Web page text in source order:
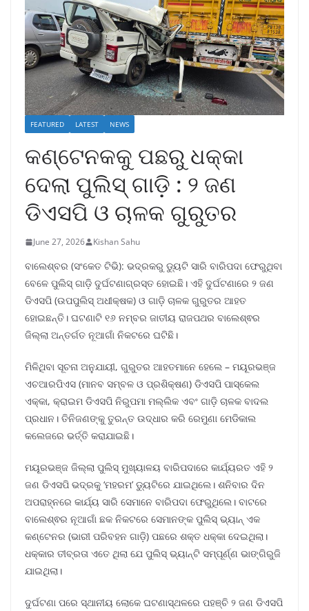
FEATURED LATEST NEWS
କଣ୍ଟେନକକୁ ପଛରୁ ଧକ୍କା
ଦେଲା ପୁଲିସ୍ ଗାଡ଼ି : ୨ ଜଣ
ଡିଏସପି ଓ ଚାଳକ ଗୁରୁତର
June 27, 2026 Kishan Sahu
ବାଲେଶ୍ବର (ସଂକେତ ଟିଭି): ଭଦ୍ରକରୁ ଡ୍ୟୁଟି ସାରି ବାରିପଦା ଫେରୁଥିବା
ବେଳେ ପୁଲିସ୍ ଗାଡ଼ି ଦୁର୍ଘଟଣାଗ୍ରସ୍ତ ହୋଇଛି। ଏହି ଦୁର୍ଘଟଣାରେ ୨ ଜଣ
ଡିଏସପି (ଉପପୁଲିସ୍ ଅଧୀକ୍ଷକ) ଓ ଗାଡ଼ି ଚାଳକ ଗୁରୁତର ଆହତ
ହୋଇଛନ୍ତି। ଘଟଣାଟି ୧୬ ନମ୍ବର ଜାତୀୟ ରାଜପଥର ବାଲେଶ୍ଵର
ଜିଲ୍ଲା ଅନ୍ତର୍ଗତ ନୂଆଗାଁ ନିକଟରେ ଘଟିଛି।
ମିଳିଥିବା ସୂଚନା ଅନୁଯାୟୀ, ଗୁରୁତର ଆହତମାନେ ହେଲେ – ମୟୂରଭଞ୍ଜ
ଏଚଆରପିଏସ (ମାନବ ସମ୍ବଳ ଓ ପ୍ରଶିକ୍ଷଣ) ଡିଏସପି ପାସ୍କେଲ
ଏକ୍କା, କ୍ରାଇମ ଡିଏସପି ନିରୁପମା ମଲ୍ଲିକ ଏବଂ ଗାଡ଼ି ଚାଳକ ବାଦଲ
ପ୍ରଧାନ। ତିନିଜଣଙ୍କୁ ତୁରନ୍ତ ଉଦ୍ଧାର କରି ରେମୁଣା ମେଡିକାଲ
କଲେଜରେ ଭର୍ତ୍ତି କରାଯାଇଛି।
ମୟୂରଭଞ୍ଜ ଜିଲ୍ଲା ପୁଲିସ୍ ମୁଖ୍ୟାଳୟ ବାରିପଦାରେ କାର୍ଯ୍ୟରତ ଏହି ୨
ଜଣ ଡିଏସପି ଭଦ୍ରକୁ ‘ମହରମ’ ଡ୍ୟୁଟିରେ ଯାଇଥିଲେ। ଶନିବାର ଦିନ
ଅପରାହ୍ନରେ କାର୍ଯ୍ୟ ସାରି ସେମାନେ ବାରିପଦା ଫେରୁଥିଲେ। ବାଟରେ
ବାଲେଶ୍ଵର ନୂଆଗାଁ ଛକ ନିକଟରେ ସେମାନଙ୍କ ପୁଲିସ୍ ଭ୍ୟାନ୍ ଏକ
କଣ୍ଟେନର (ଭାରୀ ପରିବହନ ଗାଡ଼ି) ପଛରେ ଶକ୍ତ ଧକ୍କା ଦେଇଥିଲା।
ଧକ୍କାର ତୀବ୍ରତା ଏତେ ଥିଲା ଯେ ପୁଲିସ୍ ଭ୍ୟାନ୍ଟି ସମ୍ପୂର୍ଣ୍ଣ ଭାଙ୍ଗିରୁଜି
ଯାଇଥିଲା।
ଦୁର୍ଘଟଣା ପରେ ସ୍ଥାନୀୟ ଲୋକେ ଘଟଣାସ୍ଥଳରେ ପହଞ୍ଚି ୨ ଜଣ ଡିଏସପି